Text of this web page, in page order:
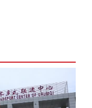
民增收新途径